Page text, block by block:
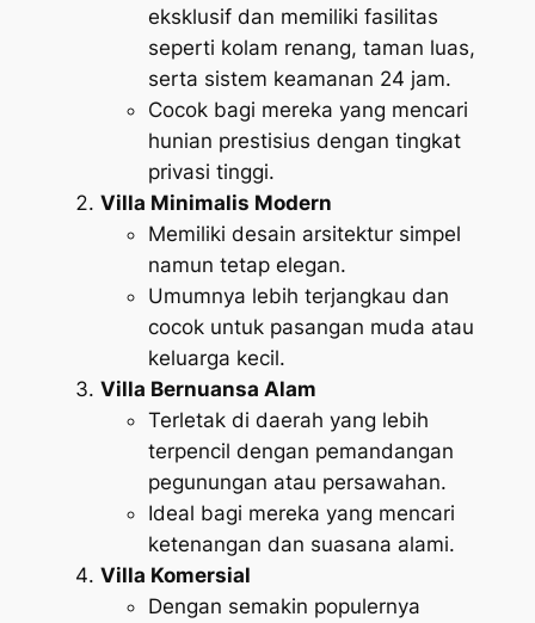
eksklusif dan memiliki fasilitas
seperti kolam renang, taman luas,
serta sistem keamanan 24 jam.
Cocok bagi mereka yang mencari
hunian prestisius dengan tingkat
privasi tinggi.
Villa Minimalis Modern
Memiliki desain arsitektur simpel
namun tetap elegan.
Umumnya lebih terjangkau dan
cocok untuk pasangan muda atau
keluarga kecil.
Villa Bernuansa Alam
Terletak di daerah yang lebih
terpencil dengan pemandangan
pegunungan atau persawahan.
Ideal bagi mereka yang mencari
ketenangan dan suasana alami.
Villa Komersial
Dengan semakin populernya